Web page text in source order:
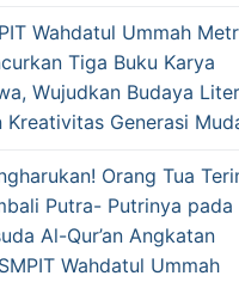
Wahdatul Ummah
Tiga Buku Karya
Wujudkan Budaya
Kreativitas Generasi
Orang Tua
Putra- Putrinya pada
Al-Qur’an Angkatan
Wahdatul Ummah